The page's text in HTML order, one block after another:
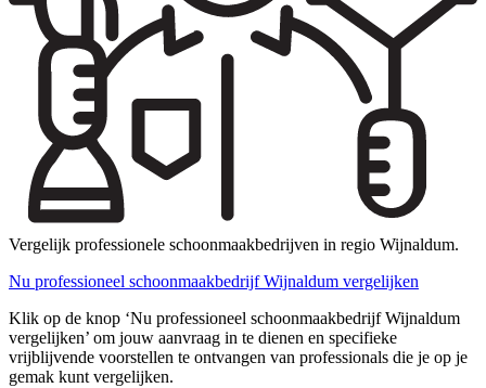
Vergelijk professionele schoonmaakbedrijven in regio Wijnaldum.
Nu professioneel schoonmaakbedrijf Wijnaldum vergelijken
Klik op de knop ‘Nu professioneel schoonmaakbedrijf Wijnaldum
vergelijken’ om jouw aanvraag in te dienen en specifieke
vrijblijvende voorstellen te ontvangen van professionals die je op je
gemak kunt vergelijken.